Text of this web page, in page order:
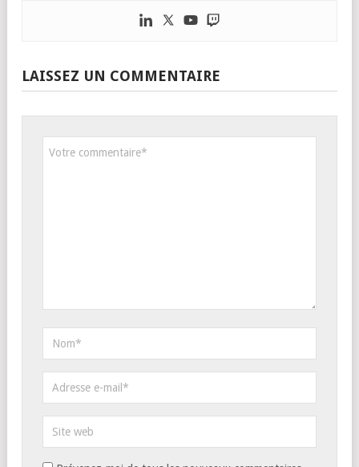
LAISSEZ UN COMMENTAIRE